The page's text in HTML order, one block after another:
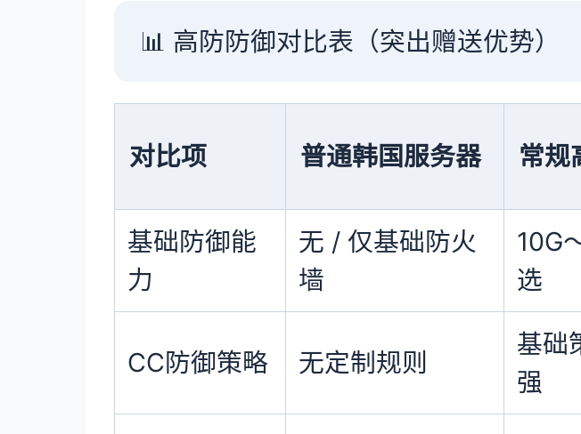
📊 高防防御对比表（突出赠送优势）
对比项 普通韩国服务器 常规
基础防御能
力
无 / 仅基础防火
墙
10G
选
CC防御策略 无定制规则
基础
强